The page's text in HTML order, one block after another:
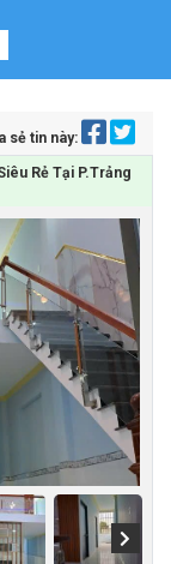
tư vấn
sẻ tin này:
Rẻ Tại P.Trảng